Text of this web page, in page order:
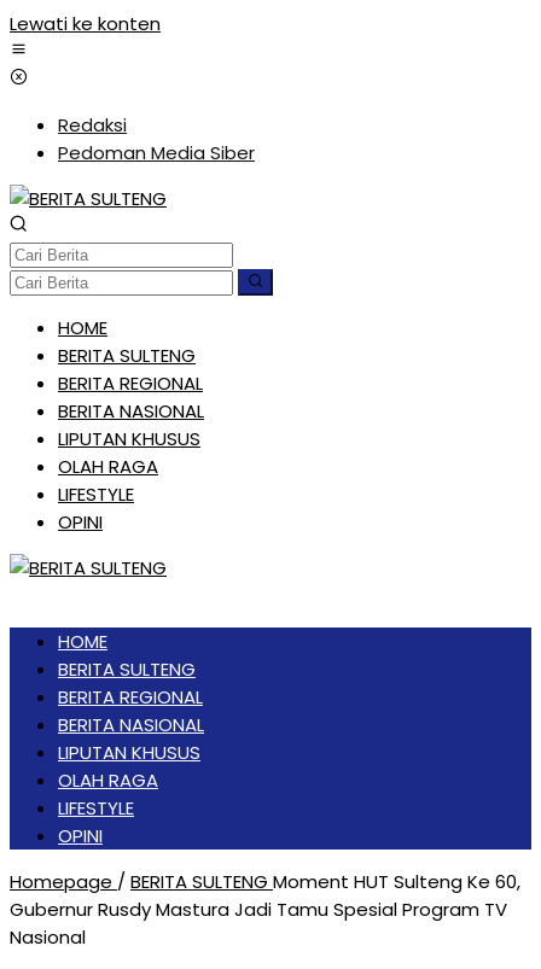
Lewati ke konten
Redaksi
Pedoman Media Siber
HOME
BERITA SULTENG
BERITA REGIONAL
BERITA NASIONAL
LIPUTAN KHUSUS
OLAH RAGA
LIFESTYLE
OPINI
HOME
BERITA SULTENG
BERITA REGIONAL
BERITA NASIONAL
LIPUTAN KHUSUS
OLAH RAGA
LIFESTYLE
OPINI
Homepage / BERITA SULTENG Moment HUT Sulteng Ke 60,
Gubernur Rusdy Mastura Jadi Tamu Spesial Program TV
Nasional